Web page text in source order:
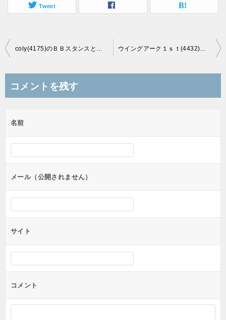
Tweet
投
ビ
ー
シ
ョ
ン
coly(4175)のＢＢスタンスと初値予想 ウイングアーク１ｓｔ(4432)のＢＢスタンスと初値予想
コメントを残す
名前
メール（公開されません）
サイト
コメント